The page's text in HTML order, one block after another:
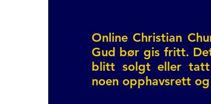
Online Christian
Gud bør gis fritt.
blitt solgt eller
noen opphavsrett